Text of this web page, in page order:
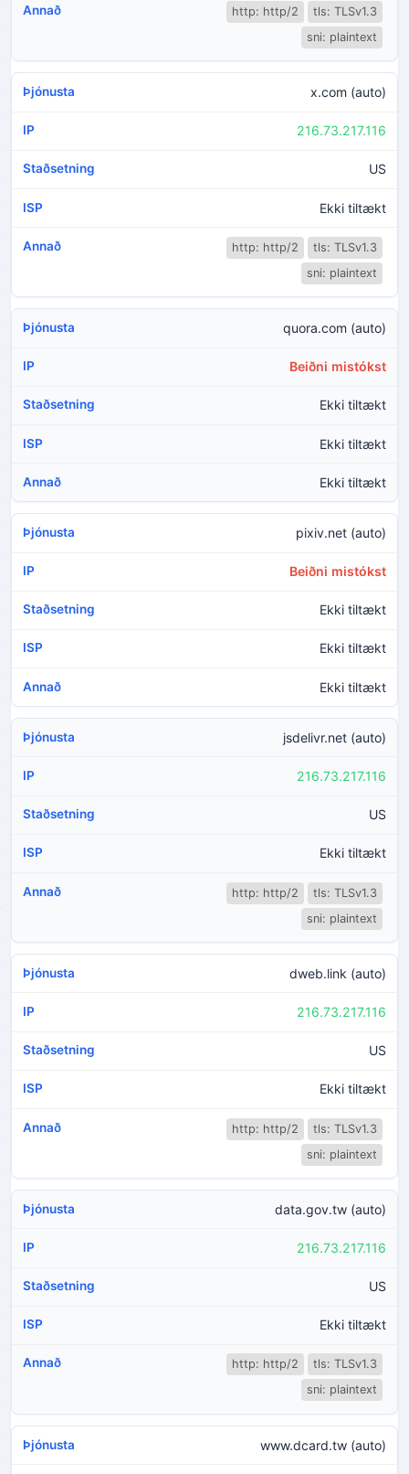
http: http/2
tls: TLSv1.3
sni: plaintext
x.com (auto)
216.73.217.116
US
Ekki tiltækt
http: http/2
tls: TLSv1.3
sni: plaintext
quora.com (auto)
Beiðni mistókst
Ekki tiltækt
Ekki tiltækt
Ekki tiltækt
pixiv.net (auto)
Beiðni mistókst
Ekki tiltækt
Ekki tiltækt
Ekki tiltækt
jsdelivr.net (auto)
216.73.217.116
US
Ekki tiltækt
http: http/2
tls: TLSv1.3
sni: plaintext
dweb.link (auto)
216.73.217.116
US
Ekki tiltækt
http: http/2
tls: TLSv1.3
sni: plaintext
data.gov.tw (auto)
216.73.217.116
US
Ekki tiltækt
http: http/2
tls: TLSv1.3
sni: plaintext
www.dcard.tw (auto)